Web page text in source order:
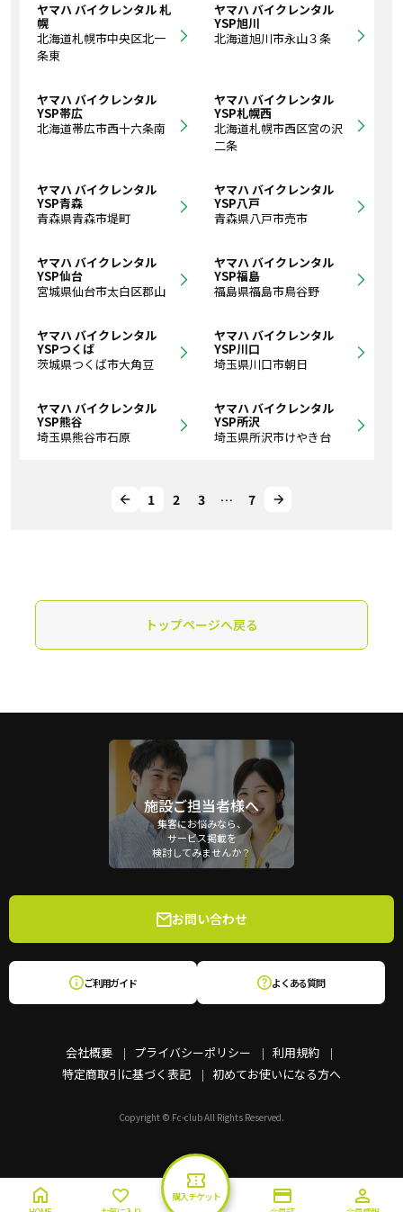
ヤマハ バイクレンタル 札
幌
北海道札幌市中央区北一
条東
ヤマハ バイクレンタル
YSP旭川
北海道旭川市永山３条
ヤマハ バイクレンタル
YSP帯広
北海道帯広市西十六条南
ヤマハ バイクレンタル
YSP札幌西
北海道札幌市西区宮の沢
二条
ヤマハ バイクレンタル
YSP青森
青森県青森市堤町
ヤマハ バイクレンタル
YSP八戸
青森県八戸市売市
ヤマハ バイクレンタル
YSP仙台
宮城県仙台市太白区郡山
ヤマハ バイクレンタル
YSP福島
福島県福島市鳥谷野
ヤマハ バイクレンタル
YSPつくば
茨城県つくば市大角豆
ヤマハ バイクレンタル
YSP川口
埼玉県川口市朝日
ヤマハ バイクレンタル
YSP熊谷
埼玉県熊谷市石原
ヤマハ バイクレンタル
YSP所沢
埼玉県所沢市けやき台
1 2 3 … 7
トップページへ戻る
施設ご担当者様へ
集客にお悩みなら、
サービス掲載を
検討してみませんか？
会社概要 プライバシーポリシー
利用規約
特定商取引に基づく表記
初めてお使いになる方へ
お問い合わせ
ご利用ガイド よくある質問
Copyright © Fc-club All Rights Reserved.
購入チケット